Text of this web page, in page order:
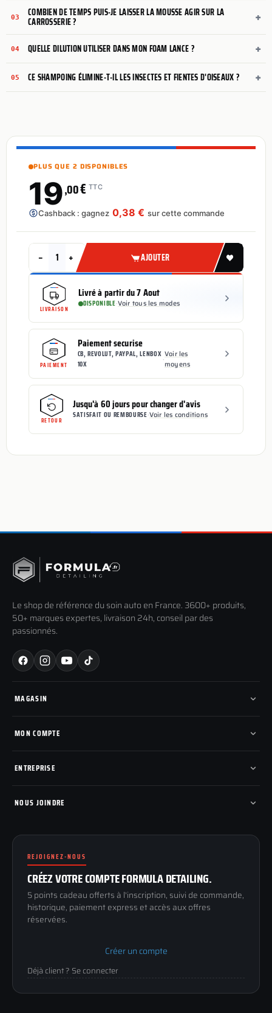
03 COMBIEN DE TEMPS PUIS-JE LAISSER LA MOUSSE AGIR SUR LA
CARROSSERIE ? +
04 QUELLE DILUTION UTILISER DANS MON FOAM LANCE ? +
05 CE SHAMPOING ÉLIMINE-T-IL LES INSECTES ET FIENTES D'OISEAUX ? +
PLUS QUE 2 DISPONIBLES
19,00€ TTC
Cashback : gagnez 0,38 € sur cette commande
− + AJOUTER
LIVRAISON
Livré à partir du 7 Aout
DISPONIBLE·Voir tous les modes
PAIEMENT
Paiement securise
CB, REVOLUT, PAYPAL, LENBOX
10X
·Voir les
moyens
RETOUR
Jusqu'à 60 jours pour changer d'avis
SATISFAIT OU REMBOURSE·Voir les conditions
Le shop de référence du soin auto en France. 3600+ produits,
50+ marques expertes, livraison 24h, conseil par des
passionnés.
MAGASIN
Nos marques
Pads de polissage
Pièces détachées
MON COMPTE
Mes tickets SAV
Mon parrainage
Programme fidelite
ENTREPRISE
Compte pro
Politique de retour
Conditions générales
Mentions légales
Confidentialité
NOUS JOINDRE
89100 SENS
03 73 61 02 02
Lun-Ven
9h-12h / 14h-17h
REJOIGNEZ-NOUS
CRÉEZ VOTRE COMPTE FORMULA DETAILING.
5 points cadeau offerts à l'inscription, suivi de commande,
historique, paiement express et accès aux offres
réservées.
Créer un compte
Déjà client ? Se connecter